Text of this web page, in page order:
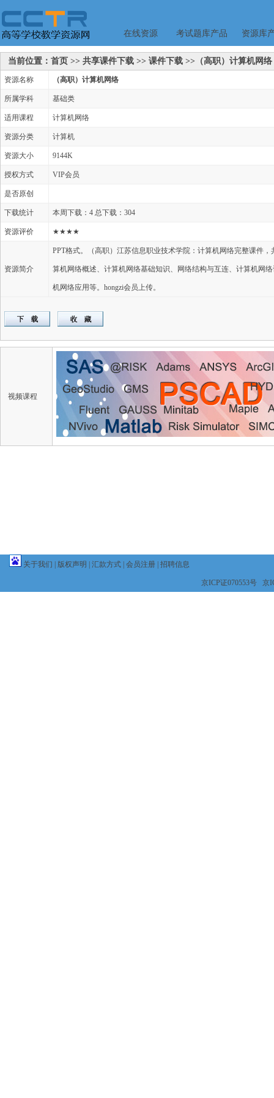
在线资源 考试题库产品 资源库
当前位置：首页 >> 共享课件下载 >> 课件下载 >>（高职）计算机网络
资源名称 （高职）计算机网络
所属学科 基础类
适用课程 计算机网络
资源分类 计算机
资源大小 9144K
授权方式 VIP会员
是否原创
下载统计 本周下载：4 总下载：304
资源评价 ★★★★
资源简介
PPT格式。（高职）江苏信息职业技术学院：计算机网络完整课件
算机网络概述、计算机网络基础知识、网络结构与互连、计算机网
机网络应用等。hongzi会员上传。
视频课程
关于我们 版权声明 汇款方式 会员注册 招聘信息
京ICP证070553号 京